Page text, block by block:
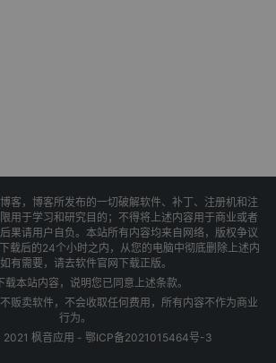
客，博客所发布的一切破解软件、补丁、注册机和注
用于学习和研究目的；不得将上述内容用于商业或者
果请用户自负。本站所有内容均来自网络，版权争议
载后的24个小时之内，从您的电脑中彻底删除上述内
有需要，请去软件官网下载正版。
载本站内容，说明您已同意上述条款。
贩卖软件，不会收取任何费用，所有内容不作为商业
行为。
枫音应用 - 鄂ICP备2021015464号-3